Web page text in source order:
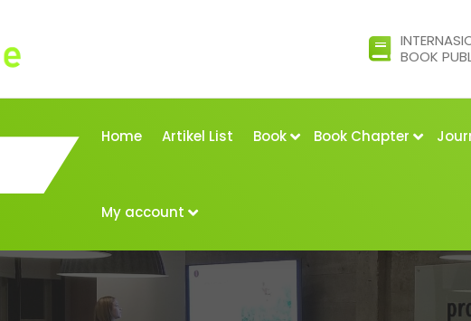
BOOK
Home Artikel List Book Book Chapter
My account